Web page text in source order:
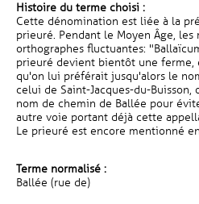
Histoire du terme choisi :
Cette dénomination est liée à la
prieuré. Pendant le Moyen Âge,
orthographes fluctuantes:
prieuré devient bientôt une ferme,
qu'on lui préférait jusqu'alors le
celui de Saint-Jacques-du-
nom de chemin de Ballée pour
autre voie portant déjà cette
Le prieuré est encore mentionné
Terme normalisé :
Ballée (rue de)